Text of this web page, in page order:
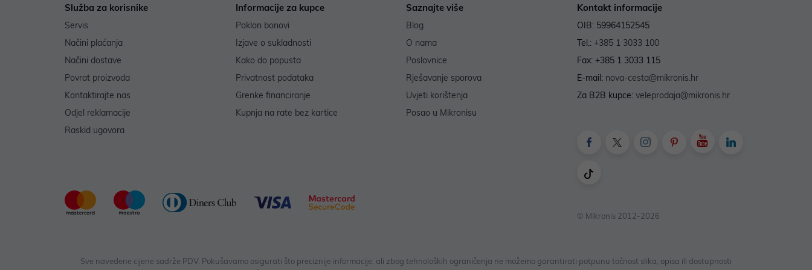
Služba za korisnike
Servis
Načini plaćanja
Načini dostave
Povrat proizvoda
Kontaktirajte nas
Odjel reklamacije
Raskid ugovora
Informacije za kupce
Poklon bonovi
Izjave o sukladnosti
Kako do popusta
Privatnost podataka
Grenke financiranje
Kupnja na rate bez kartice
Saznajte više
Blog
O nama
Poslovnice
Rješavanje sporova
Uvjeti korištenja
Posao u Mikronisu
Kontakt informacije
OIB: 59964152545
Tel.: +385 1 3033 100
Fax: +385 1 3033 115
E-mail: nova-cesta@mikronis.hr
Za B2B kupce: veleprodaja@mikronis.hr
© Mikronis 2012-2026
Sve navedene cijene sadrže PDV. Pokušavamo osigurati što preciznije informacije, ali zbog tehnoloških ograničenja ne možemo garantirati potpunu točnost slika, opisa ili dostupnosti